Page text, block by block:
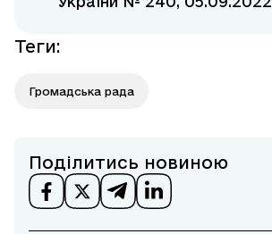
Теги:
Громадська рада
Поділитись новиною